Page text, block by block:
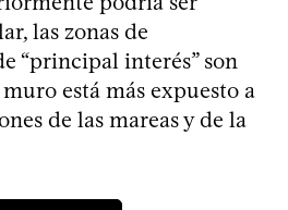
las zonas de
“principal interés” son
está más expuesto a
de las mareas y de la